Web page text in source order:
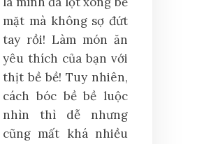
mặt mà không sợ đứt
tay rồi! Làm món ăn
yêu thích của bạn với
thịt bề bề! Tuy nhiên,
cách bóc bề bề luộc
nhìn thì dễ nhưng
cũng mất khá nhiều